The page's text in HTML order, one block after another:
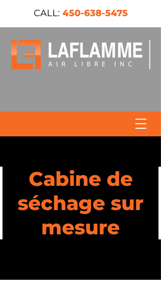
CALL: 450-638-5475
Cabine de
séchage sur
mesure